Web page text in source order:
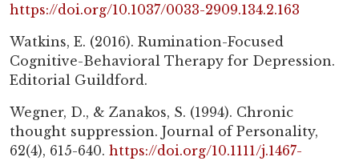
https://doi.org/10.1037/0033-2909.134.2.163
Watkins, E. (2016). Rumination-Focused
Cognitive-Behavioral Therapy for Depression.
Editorial Guildford.
Wegner, D., & Zanakos, S. (1994). Chronic
thought suppression. Journal of Personality,
62(4), 615-640. https://doi.org/10.1111/j.1467-